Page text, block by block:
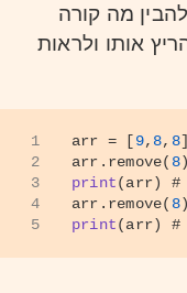
מה קורה
אותו ולראות
1
2
3
4
5
arr = [9, 8, 8]
arr.remove( 8
print(arr)
arr.remove( 8)
print(arr)